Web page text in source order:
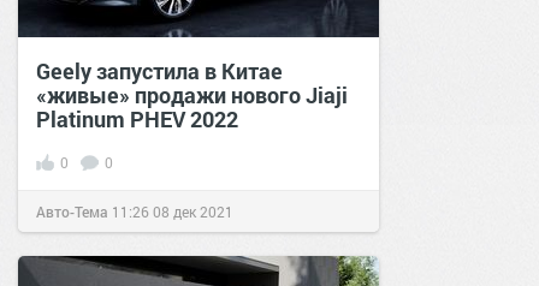
Geely запустила в Китае
«живые» продажи нового Jiaji
Platinum PHEV 2022
0 0
Авто-Тема 11:2608 дек 2021